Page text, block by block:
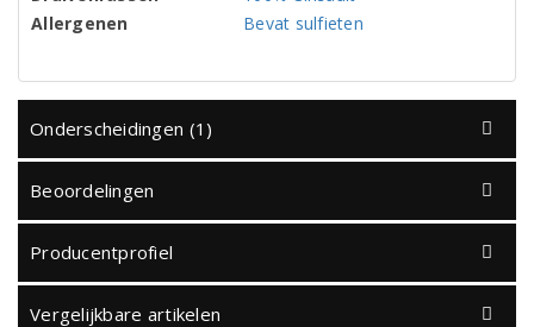
Allergenen
Bevat sulfieten
Onderscheidingen (1)
Beoordelingen
Producentprofiel
Vergelijkbare artikelen